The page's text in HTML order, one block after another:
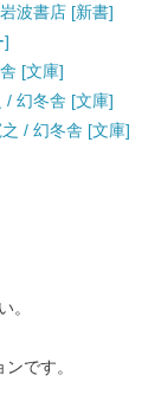
波書店 [新書]
]
[文庫]
/ 幻冬舎 [文庫]
/ 幻冬舎 [文庫]
。
です。